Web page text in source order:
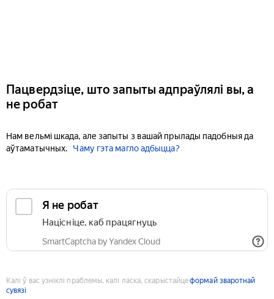
Пацвердзіце, што запыты адпраўлялі вы, а
не робат
Нам вельмі шкада, але запыты з вашай прылады падобныя да
аўтаматычных.
Чаму гэта магло адбыцца?
Я не робат
Націсніце, каб працягнуць
SmartCaptcha by Yandex Cloud
Калі ў вас узніклі праблемы, калі ласка, скарыстайцеформай зваротнай
сувязі